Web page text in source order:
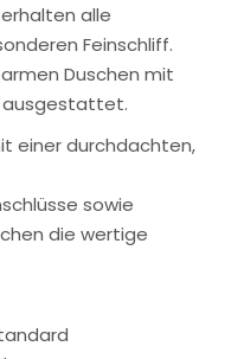
alle
Feinschliff.
Duschen mit
ausgestattet.
einer durchdachten,
sowie
die wertige